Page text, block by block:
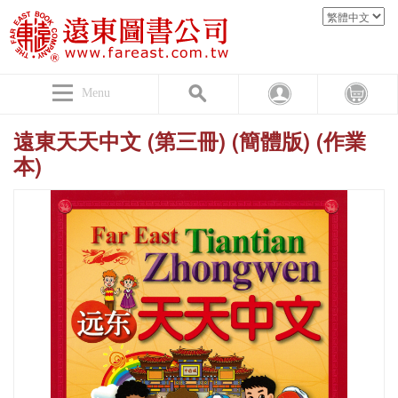
Menu
遠東天天中文 (第三冊) (簡體版) (作業
本)